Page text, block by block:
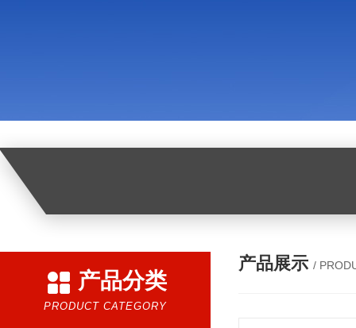
产品分类
PRODUCT CATEGORY
产品展示 /